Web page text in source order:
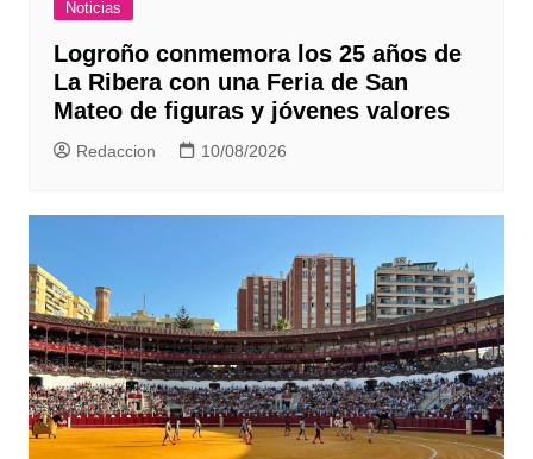
Noticias
Logroño conmemora los 25 años de
La Ribera con una Feria de San
Mateo de figuras y jóvenes valores
Redaccion 10/08/2026